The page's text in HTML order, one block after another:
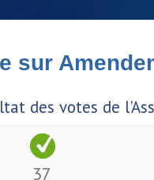
sur
des votes de
37